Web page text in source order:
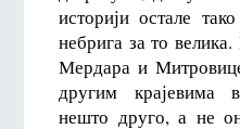
историји остале
небрига за то
Мердара и
другим крајевима
нешто друго, а не